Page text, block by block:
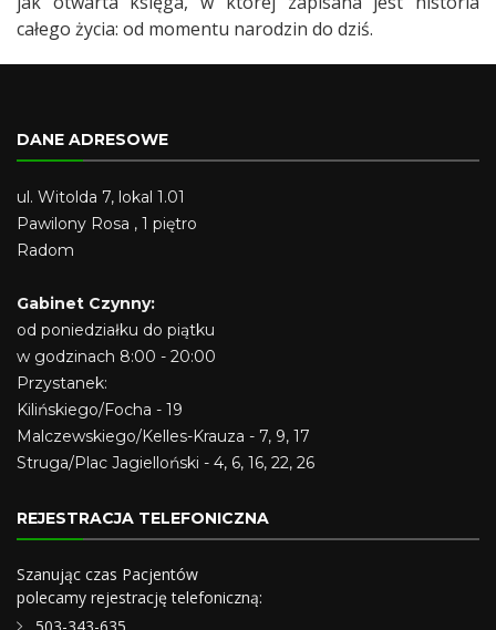
całego życia: od momentu narodzin do dziś.
DANE ADRESOWE
ul. Witolda 7, lokal 1.01
Pawilony Rosa , 1 piętro
Radom
Gabinet Czynny:
od poniedziałku do piątku
w godzinach 8:00 - 20:00
Przystanek:
Kilińskiego/Focha - 19
Malczewskiego/Kelles-Krauza - 7, 9, 17
Struga/Plac Jagielloński - 4, 6, 16, 22, 26
REJESTRACJA TELEFONICZNA
Szanując czas Pacjentów
polecamy rejestrację telefoniczną: